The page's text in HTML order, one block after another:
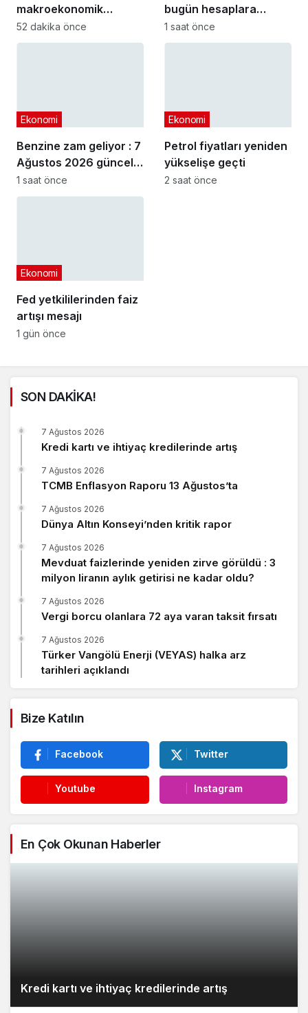
makroekonomik
istikrar açıklaması
52 dakika önce
bugün hesaplara
yatıyor
1 saat önce
Benzine zam geliyor : 7
Ağustos 2026 güncel
akaryakıt fiyatları
Ekonomi
1 saat önce
Petrol fiyatları yeniden
yükselişe geçti
Ekonomi
2 saat önce
Fed yetkililerinden faiz
artışı mesajı
Ekonomi
1 gün önce
SON DAKİKA!
Kredi kartı ve ihtiyaç kredilerinde artış
7 Ağustos 2026
TCMB Enflasyon Raporu 13 Ağustos’ta
7 Ağustos 2026
Dünya Altın Konseyi’nden kritik rapor
7 Ağustos 2026
Mevduat faizlerinde yeniden zirve görüldü : 3
milyon liranın aylık getirisi ne kadar oldu?
7 Ağustos 2026
Vergi borcu olanlara 72 aya varan taksit fırsatı
7 Ağustos 2026
Türker Vangölü Enerji (VEYAS) halka arz
tarihleri açıklandı
7 Ağustos 2026
Bize Katılın
Facebook Twitter
Youtube Instagram
En Çok Okunan Haberler
Kredi kartı ve ihtiyaç kredilerinde artış